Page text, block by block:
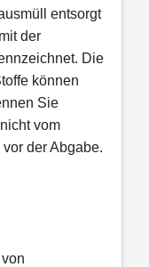
entsorgt
der
Die
können
Sie
vom
der Abgabe.